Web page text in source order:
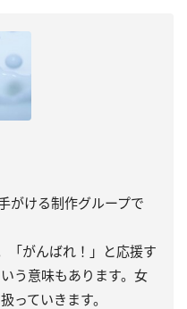
がける制作グループで
「がんばれ！」と応援す
う意味もあります。女
っていきます。